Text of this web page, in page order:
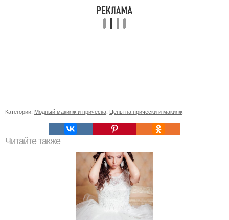
Категории: Модный макияж и прическа Цены на прически и макияж
Читайте также